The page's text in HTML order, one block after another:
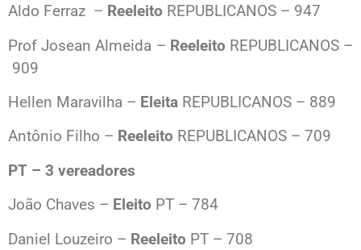
Aldo Ferraz – Reeleito REPUBLICANOS – 947
Prof Josean Almeida – Reeleito REPUBLICANOS –
909
Hellen Maravilha – Eleita REPUBLICANOS – 889
Antônio Filho – Reeleito REPUBLICANOS – 709
PT – 3 vereadores
João Chaves – Eleito PT – 784
Daniel Louzeiro – Reeleito PT – 708